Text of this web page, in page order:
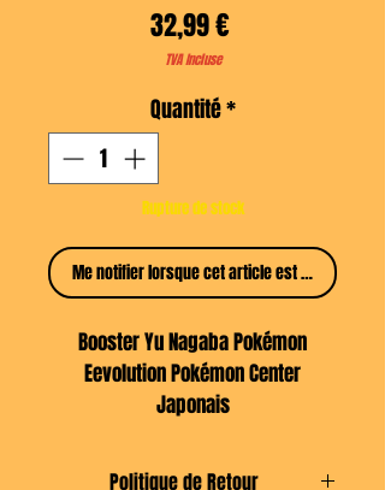
32,99 €Prix
TVA Incluse
Quantité*
Rupture de stock
Me notifier lorsque cet article est disponible
Booster Yu Nagaba Pokémon
Eevolution Pokémon Center
Japonais
Booster contenant une unique carte
Politique de Retour